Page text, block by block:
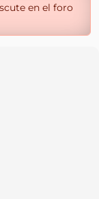
en el foro